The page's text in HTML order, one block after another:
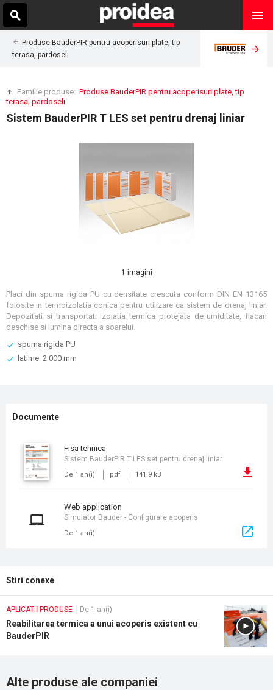
Produse BauderPIR pentru acoperisuri plate, tip
terasa, pardoseli
Familie produse: Produse BauderPIR pentru acoperisuri plate, tip
terasa, pardoseli
Sistem BauderPIR T LES set pentru drenaj liniar
1 imagini
Placi din spuma rigida PU cu densitate crescuta conform DIN EN 13165
folosite in termoizolatia conica pentru utilizare ca sistem de drenaj liniar.
Depozitati si transportati izolatia termica protejata de umiditate, flacari
deschise si lumina directa a soarelui.
spuma rigida PU
latime: 2 000 mm
Documente
fisa tehnica
De 1 an(i) pdf 141.9 kB
Sistem BauderPIR T LES set pentru drenaj liniar
Web application
De 1 an(i)
Simulator Bauder - Configurare acoperis
Stiri conexe
APLICATII PRODUSE De 1 an(i)
Reabilitarea termica a unui acoperis existent cu
BauderPIR
Alte produse ale companiei